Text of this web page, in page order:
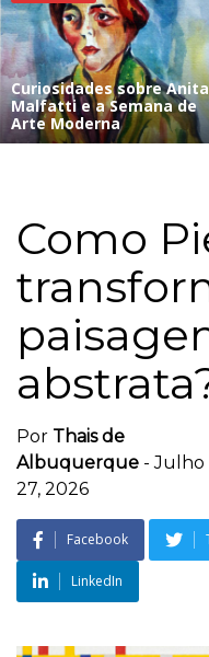
Curiosidades sobre Anita
Malfatti e a Semana de
Arte Moderna
Como
Por Thais de
Albuquerque -Julho
27, 2026
Facebook
LinkedIn